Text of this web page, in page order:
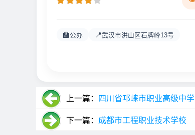
🏫公办 📍武汉市洪山区石牌岭13号
上一篇： 四川省邛崃市职业高级中学
下一篇： 成都市工程职业技术学校